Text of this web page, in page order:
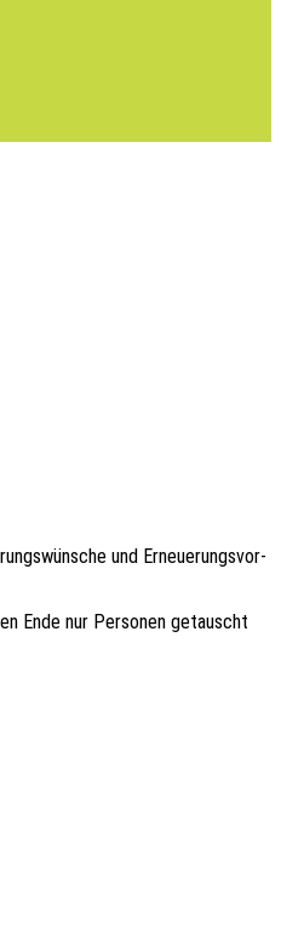
und Erneue­rungs­vor­
Ende nur Perso­nen getauscht